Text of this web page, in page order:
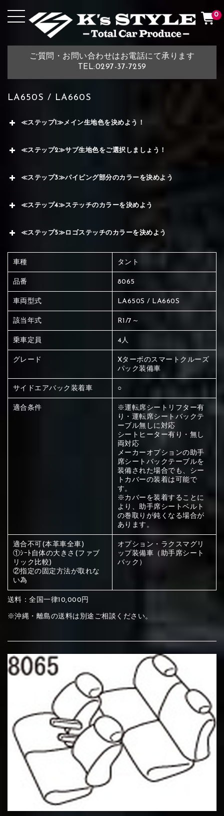
ご質問・お問い合わせはお電話にて承ります
TEL:0297-37-7259
0
LA650S / LA660S
≪ステップ1≫メイン生地色を決めよう！
赤く塗られている場所を選択
メイン生地は下記16種類からご選択ください。
①Beige ②Gray ③Red
⑦Blue ⑧Orange ⑨Pink
⑪Black ⑫Ivory
≪ステップ2≫サブ生地色をご選択しましょう！
赤く塗られている部分にカラ
ー選択ください
サブ生地は下記16種類からご選択ください。
④Brown ⑤Dark Brown ⑥Yellow
⑦Blue ⑧Orange ⑨Pink
⑩White
≪ステップ3≫パイピング部分のカラーを決めよう
赤く塗られている場所を選択
ください
刺繍は下記21種類からご選択ください。
④Brown ⑤Dark Brown ⑥Yellow
⑦Blue ⑧Orange
≪ステップ4≫ステッチのカラーを決めよう
赤く塗られている場所を選択
ください
刺繍は下記21種類からご選択ください。
①Black ③Light gray
④Beige ⑤Ivory ⑥Red
⑦Wine-red
≪ステップ5≫ロゴステッチのカラーを決めよう
赤く塗られている場所を選択
ください
刺繍は下記21種類からご選択ください。
①Black ③Light gray
④Beige ⑤Ivory ⑥Red
⑦Wine-red
車種 タント
品番 8065
車両型式 LA650S / LA660S
該当年式 R1/7～
乗車定員 4人
グレード
Xターボのスマートクルーズ
パック装備車
サイドエアバック装着車 ○
適合条件
※運転席シートリフター有
り・運転席シートバックテ
ーブル無しに対応
シートヒーター有り・無し
両対応
メーカーオプションの助手
席シートバックテーブルを
装備された場合でも、シー
トカバーの装着は可能で
す。
※カバーを装着することに
より、助手席シートベルト
の巻取りが鈍くなる場合が
あります。
適合不可(本革車全車)
①ｼｰﾄ自体の大きさ(ファブ
リック比較)
②指定の固定方法が取れな
い為
オプション・ラクスマグリ
ップ装備車（助手席シート
バック）
送料：全国一律10,000円
※沖縄・離島の送料は別途ご相談ください。